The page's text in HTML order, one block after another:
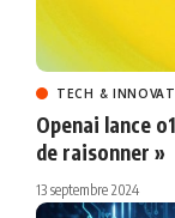
TECH &
Openai lance
de raisonner »
13 septembre 2024